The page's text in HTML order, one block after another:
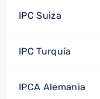
IPC Suiza
IPC Turquía
IPCA Alemania